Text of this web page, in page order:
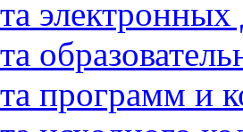
электронных
программ и